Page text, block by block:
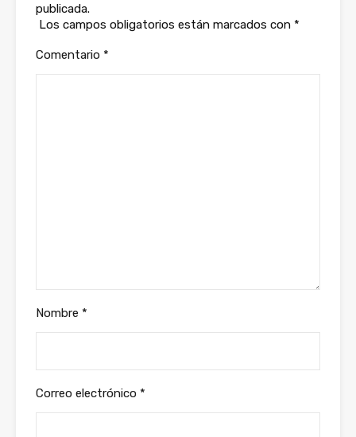
publicada.
Los campos obligatorios están marcados con *
Comentario *
Nombre *
Correo electrónico *